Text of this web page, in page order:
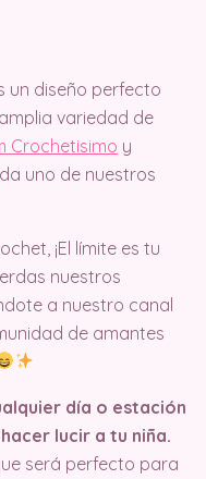
un diseño perfecto
variedad de
Crochetisimo y
uno de nuestros
¡El límite es tu
nuestros
a nuestro canal
de amantes
día o estación
lucir a tu niña.
será perfecto para